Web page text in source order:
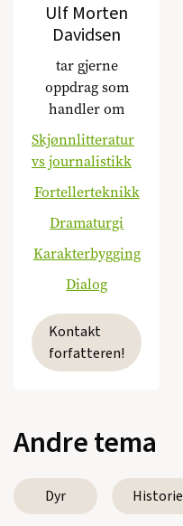
Ulf Morten
Davidsen
tar gjerne
oppdrag som
handler om
Skjønnlitteratur
vs journalistikk
Fortellerteknikk
Dramaturgi
Karakterbygging
Dialog
Kontakt
forfatteren!
Andre tema
Dyr Historie